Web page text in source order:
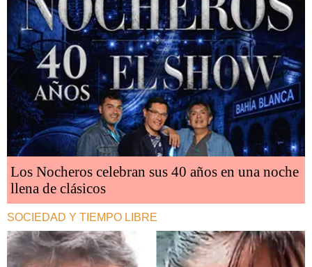
Los Nocheros celebran sus 40 años en una noche
llena de clásicos
SOCIEDAD Y TIEMPO LIBRE